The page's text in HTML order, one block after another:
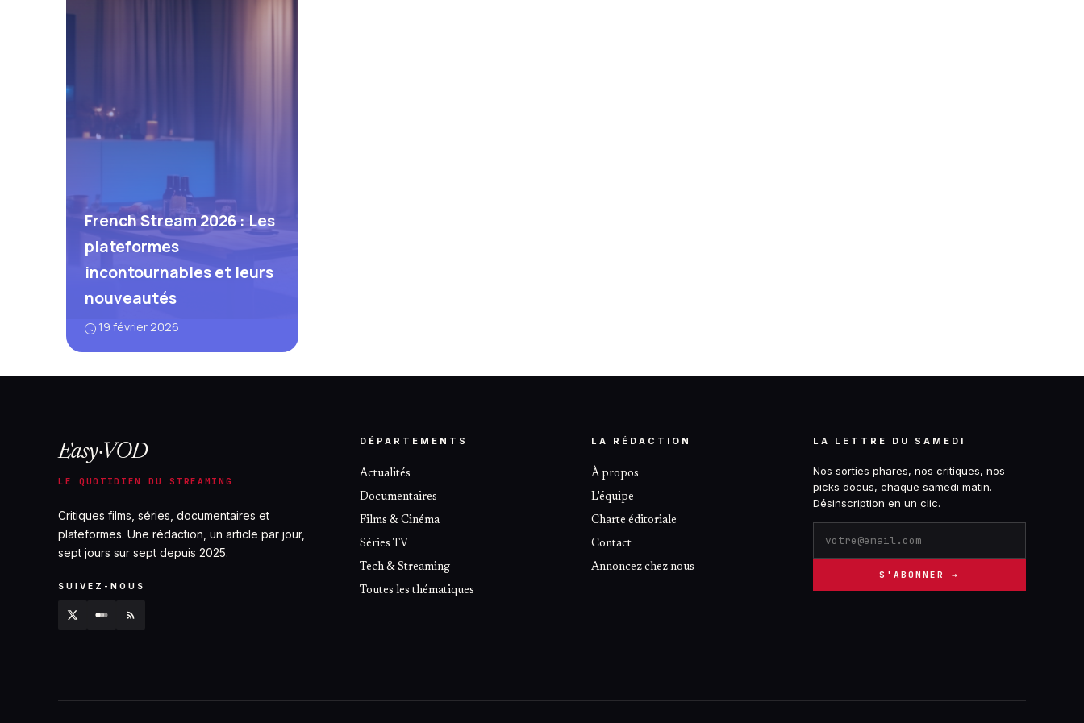
French Stream 2026 : Les
plateformes
incontournables et leurs
nouveautés
19 février 2026
Easy·VOD
LE QUOTIDIEN DU STREAMING
Critiques films, séries, documentaires et
plateformes. Une rédaction, un article par jour,
sept jours sur sept depuis 2025.
SUIVEZ-NOUS
DÉPARTEMENTS
Actualités
Documentaires
Films & Cinéma
Séries TV
Tech & Streaming
Toutes les thématiques
LA RÉDACTION
À propos
L'équipe
Charte éditoriale
Contact
Annoncez chez nous
LA LETTRE DU SAMEDI
Nos sorties phares, nos critiques, nos
picks docus, chaque samedi matin.
Désinscription en un clic.
S'ABONNER →